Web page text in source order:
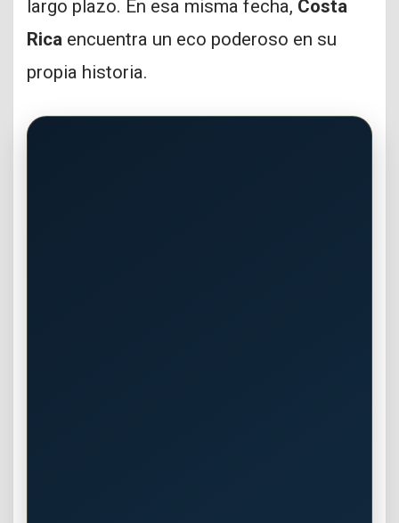
largo plazo. En esa misma fecha, Costa
Rica encuentra un eco poderoso en su
propia historia.